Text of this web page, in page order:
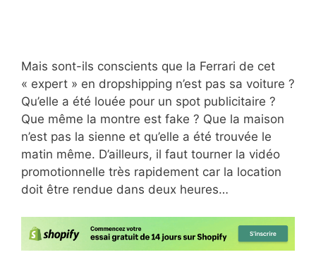
Mais sont-ils conscients que la Ferrari de cet
« expert » en dropshipping n’est pas sa voiture ?
Qu’elle a été louée pour un spot publicitaire ?
Que même la montre est fake ? Que la maison
n’est pas la sienne et qu’elle a été trouvée le
matin même. D’ailleurs, il faut tourner la vidéo
promotionnelle très rapidement car la location
doit être rendue dans deux heures…